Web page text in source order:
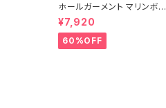
ホールガーメント マリンボー
ダーニット【8258101】
¥7,920
60%OFF